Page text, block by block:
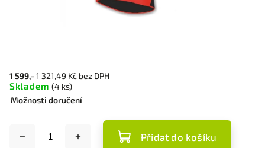
1 599,- 1 321,49 Kč bez DPH
Skladem (4 ks)
Možnosti doručení
Přidat do košíku